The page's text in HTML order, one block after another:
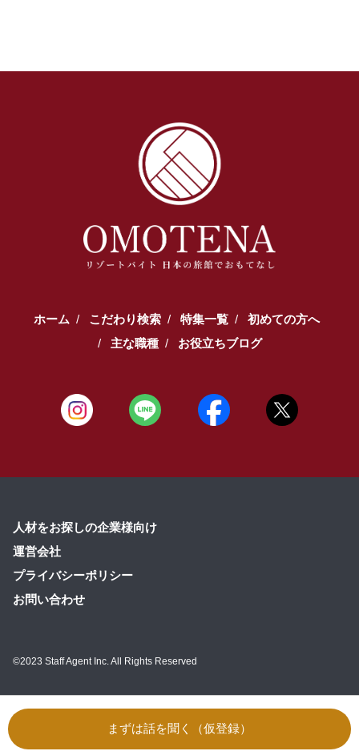
まずは話を聞く（仮登録）
ホーム こだわり検索 特集一覧
初めての方へ
主な職種
お役立ちブログ
人材をお探しの企業様向け
運営会社
プライバシーポリシー
お問い合わせ
©2023 Staff Agent Inc. All Rights Reserved